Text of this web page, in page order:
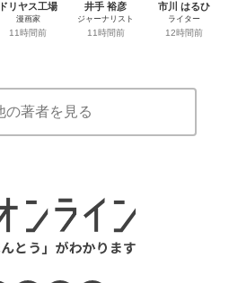
ドリヤス工場
漫画家
11時間前
井手 裕彦
ジャーナリスト
11時間前
市川 はるひ
ライター
12時間前
の著者を見る